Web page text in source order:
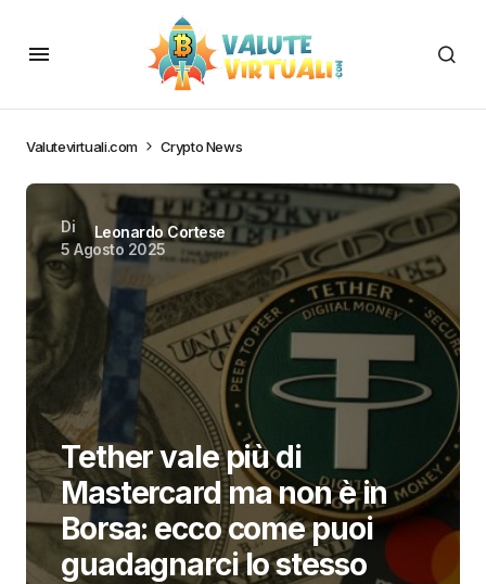
Valutevirtuali.com Crypto News
Di
Leonardo Cortese
5 Agosto 2025
Tether vale più di
Mastercard ma non è in
Borsa: ecco come puoi
guadagnarci lo stesso